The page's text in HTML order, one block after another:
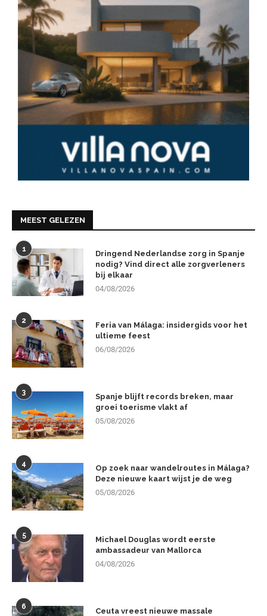
MEEST GELEZEN
1
Dringend Nederlandse zorg in Spanje
nodig? Vind direct alle zorgverleners
bij elkaar
04/08/2026
2
Feria van Málaga: insidergids voor het
ultieme feest
06/08/2026
3
Spanje blijft records breken, maar
groei toerisme vlakt af
05/08/2026
4
Op zoek naar wandelroutes in Málaga?
Deze nieuwe kaart wijst je de weg
05/08/2026
5
Michael Douglas wordt eerste
ambassadeur van Mallorca
04/08/2026
6
Ceuta vreest nieuwe massale